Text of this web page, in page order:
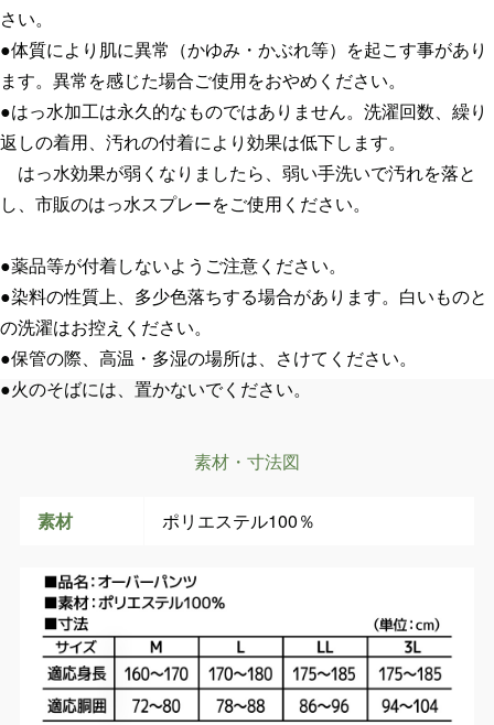
さい。
●体質により肌に異常（かゆみ・かぶれ等）を起こす事があり
ます。異常を感じた場合ご使用をおやめください。
●はっ水加工は永久的なものではありません。洗濯回数、繰り
返しの着用、汚れの付着により効果は低下します。
はっ水効果が弱くなりましたら、弱い手洗いで汚れを落と
し、市販のはっ水スプレーをご使用ください。
●薬品等が付着しないようご注意ください。
●染料の性質上、多少色落ちする場合があります。白いものと
の洗濯はお控えください。
●保管の際、高温・多湿の場所は、さけてください。
●火のそばには、置かないでください。
素材・寸法図
素材 ポリエステル100％